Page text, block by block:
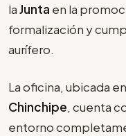
laJunta en la
formalización y
aurífero.
La oficina, ubicada
Chinchipe, cuenta
entorno